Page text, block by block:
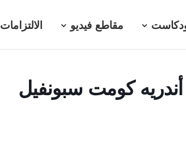
مقاطع فيديو الالتزامات